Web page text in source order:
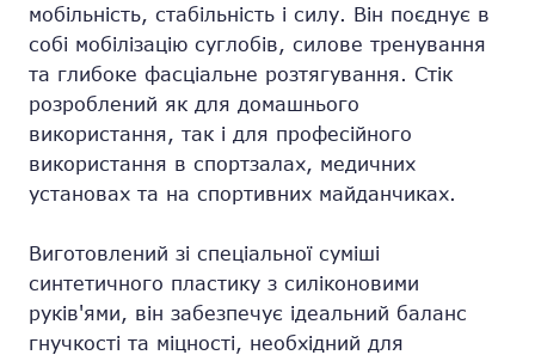
мобільність, стабільність і силу. Він поєднує в
собі мобілізацію суглобів, силове тренування
та глибоке фасціальне розтягування. Стік
розроблений як для домашнього
використання, так і для професійного
використання в спортзалах, медичних
установах та на спортивних майданчиках.
Виготовлений зі спеціальної суміші
синтетичного пластику з силіконовими
руків'ями, він забезпечує ідеальний баланс
гнучкості та міцності, необхідний для